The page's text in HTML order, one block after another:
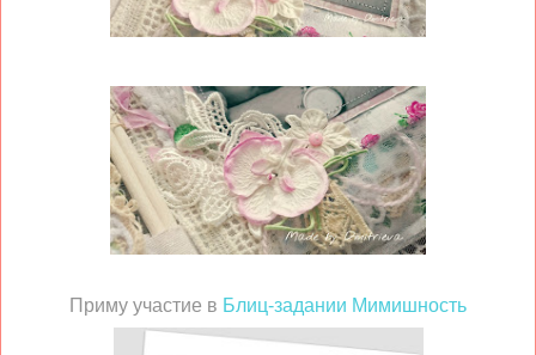
Приму участие в Блиц-задании Мимишность